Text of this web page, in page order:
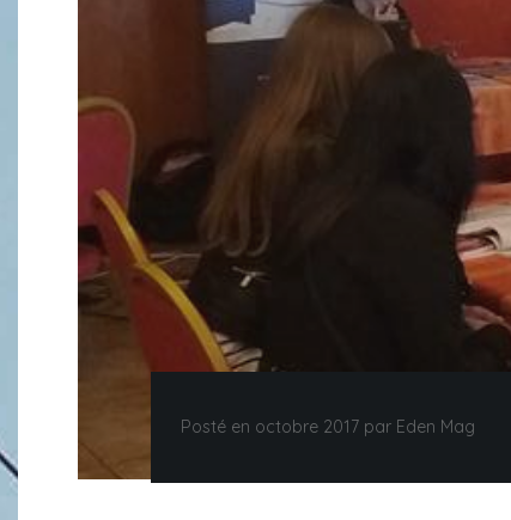
Posté en octobre 2017 par Eden Mag